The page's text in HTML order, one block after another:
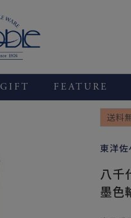
GIFT FEATURE
送料
東洋佐
八千
墨色